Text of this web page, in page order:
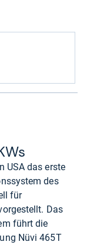
USA das erste
des
für
Das
führt die
Nüvi 465T